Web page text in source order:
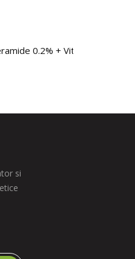
0.2% + Vitamina F 1%,
si